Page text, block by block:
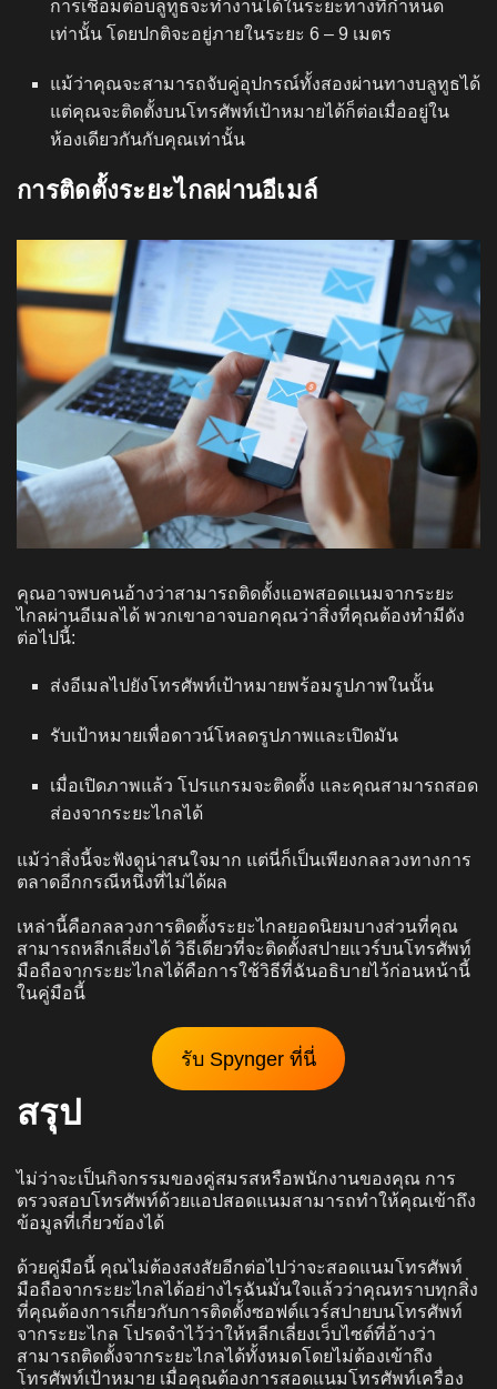
การเชื่อมต่อบลูทูธจะทำงานได้ในระยะทางที่กำหนด
เท่านั้น โดยปกติจะอยู่ภายในระยะ 6 – 9 เมตร
แม้ว่าคุณจะสามารถจับคู่อุปกรณ์ทั้งสองผ่านทางบลูทูธได้
แต่คุณจะติดตั้งบนโทรศัพท์เป้าหมายได้ก็ต่อเมื่ออยู่ใน
ห้องเดียวกันกับคุณเท่านั้น
การติดตั้งระยะไกลผ่านอีเมล์
คุณอาจพบคนอ้างว่าสามารถติดตั้งแอพสอดแนมจากระยะ
ไกลผ่านอีเมลได้ พวกเขาอาจบอกคุณว่าสิ่งที่คุณต้องทำมีดัง
ต่อไปนี้:
ส่งอีเมลไปยังโทรศัพท์เป้าหมายพร้อมรูปภาพในนั้น
รับเป้าหมายเพื่อดาวน์โหลดรูปภาพและเปิดมัน
เมื่อเปิดภาพแล้ว โปรแกรมจะติดตั้ง และคุณสามารถสอด
ส่องจากระยะไกลได้
แม้ว่าสิ่งนี้จะฟังดูน่าสนใจมาก แต่นี่ก็เป็นเพียงกลลวงทางการ
ตลาดอีกกรณีหนึ่งที่ไม่ได้ผล
เหล่านี้คือกลลวงการติดตั้งระยะไกลยอดนิยมบางส่วนที่คุณ
สามารถหลีกเลี่ยงได้ วิธีเดียวที่จะติดตั้งสปายแวร์บนโทรศัพท์
มือถือจากระยะไกลได้คือการใช้วิธีที่ฉันอธิบายไว้ก่อนหน้านี้
ในคู่มือนี้
รับ Spynger ที่นี่
สรุป
ไม่ว่าจะเป็นกิจกรรมของคู่สมรสหรือพนักงานของคุณ การ
ตรวจสอบโทรศัพท์ด้วยแอปสอดแนมสามารถทำให้คุณเข้าถึง
ข้อมูลที่เกี่ยวข้องได้
ด้วยคู่มือนี้ คุณไม่ต้องสงสัยอีกต่อไปว่าจะสอดแนมโทรศัพท์
มือถือจากระยะไกลได้อย่างไรฉันมั่นใจแล้วว่าคุณทราบทุกสิ่ง
ที่คุณต้องการเกี่ยวกับการติดตั้งซอฟต์แวร์สปายบนโทรศัพท์
จากระยะไกล โปรดจำไว้ว่าให้หลีกเลี่ยงเว็บไซต์ที่อ้างว่า
สามารถติดตั้งจากระยะไกลได้ทั้งหมดโดยไม่ต้องเข้าถึง
โทรศัพท์เป้าหมาย เมื่อคุณต้องการสอดแนมโทรศัพท์เครื่อง